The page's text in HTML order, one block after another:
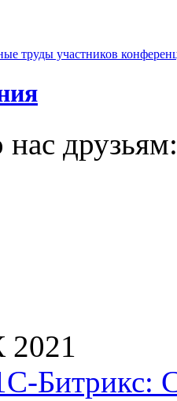
труды участников
нас друзьям:
Битрикс: